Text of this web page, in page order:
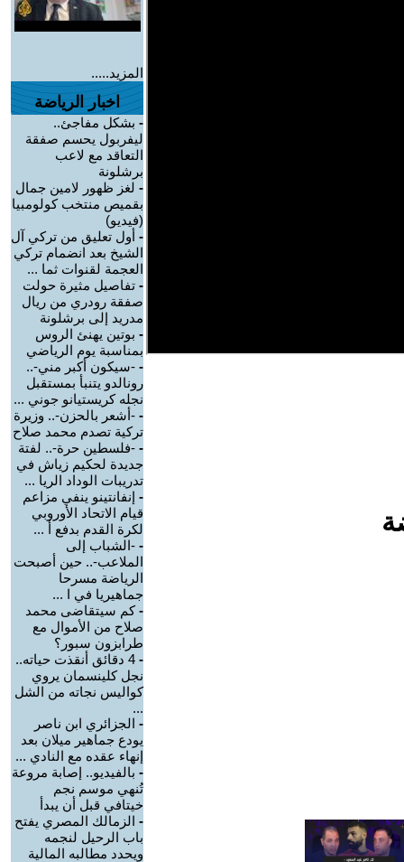
المزيد.....
اخبار الرياضة
- بشكل مفاجئ..
ليفربول يحسم صفقة
التعاقد مع لاعب
برشلونة
- لغز ظهور لامين جمال
بقميص منتخب كولومبيا
(فيديو)
- أول تعليق من تركي آل
الشيخ بعد انضمام تركي
العجمة لقنوات ثما ...
- تفاصيل مثيرة حولت
صفقة رودري من ريال
مدريد إلى برشلونة
- بوتين يهنئ الروس
بمناسبة يوم الرياضي
- -سيكون أكبر مني-..
رونالدو يتنبأ بمستقبل
نجله كريستيانو جوني ...
- -أشعر بالحزن-.. وزيرة
تركية تصدم محمد صلاح
- -فلسطين حرة-.. لفتة
جديدة لحكيم زياش في
تدريبات الوداد الريا ...
- إنفانتينو ينفي مزاعم
قيام الاتحاد الأوروبي
لكرة القدم بدفع أ ...
- -الشباب إلى
الملاعب-.. حين أصبحت
الرياضة مسرحا
جماهيريا في ا ...
-كم سيتقاضى محمد
صلاح من الأموال مع
طرابزون سبور؟
-
4 دقائق أنقذت حياته..
نجل كلينسمان يروي
كواليس نجاته من الشل
...
- الجزائري ابن ناصر
يودع جماهير ميلان بعد
إنهاء عقده مع النادي ...
- بالفيديو.. إصابة مروعة
تُنهي موسم نجم
خيتافي قبل أن يبدأ
- الزمالك المصري يفتح
باب الرحيل لنجمه
ويحدد مطالبه المالية